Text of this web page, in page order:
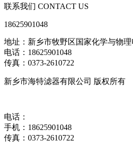
联系我们 CONTACT US
18625901048
地址：新乡市牧野区国家化学与物
电话：18625901048
传真：0373-2610722
新乡市海特滤器有限公司 版权所有
电话：
手机：18625901048
传真：0373-2610722